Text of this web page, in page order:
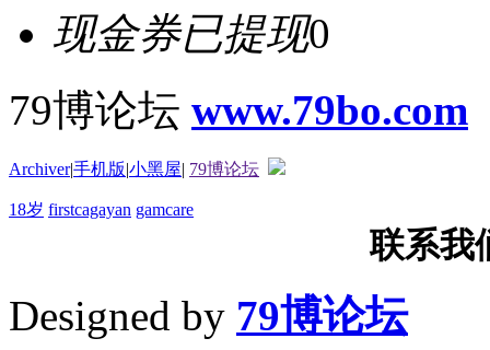
现金券已提现0
79博论坛 www.79bo.com
Archiver|手机版|小黑屋| 79博论坛
18岁 firstcagayan gamcare
联系我
Designed by 79博论坛